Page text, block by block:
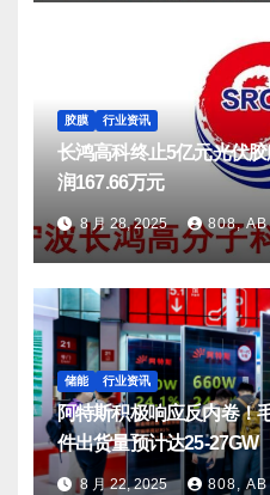
胶膜 行业资讯
长鸿高科终止5亿元光伏
润167.66万元
8 月 28, 2025 808, AB
储能 行业资讯
阿特斯积极响应反内卷！
件出货量预计达25-27GW
8 月 22, 2025 808, AB